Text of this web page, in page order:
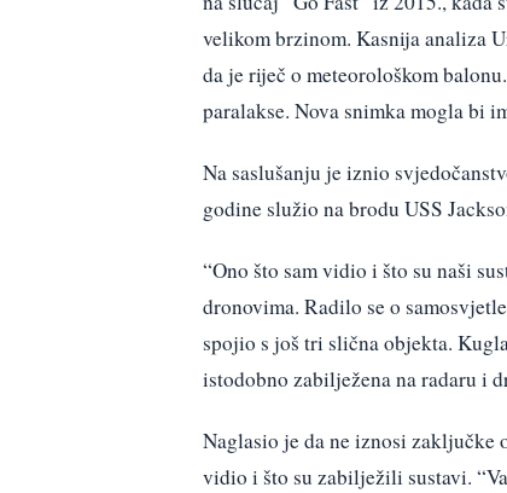
velikom brzinom. Kasnija analiza
da je riječ o meteorološkom
paralakse. Nova snimka mogla bi
Na saslušanju je iznio
godine služio na brodu USS
“Ono što sam vidio i što su naši
dronovima. Radilo se o
spojio s još tri slična objekta.
istodobno zabilježena na radaru i
Naglasio je da ne iznosi zaključke
vidio i što su zabilježili sustavi.